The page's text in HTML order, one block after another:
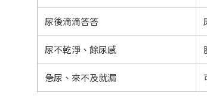
尿後滴滴答答
尿不乾淨、餘尿感
急尿、來不及就漏